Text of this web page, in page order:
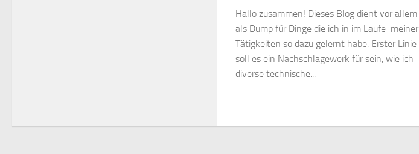
Hallo zusammen! Dieses Blog dient vor allem
als Dump für Dinge die ich in im Laufe meiner
Tätigkeiten so dazu gelernt habe. Erster Linie
soll es ein Nachschlagewerk für sein, wie ich
diverse technische...